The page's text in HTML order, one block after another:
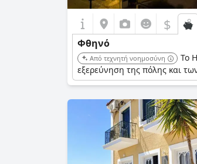
$
Φθηνό
Από τεχνητή νοημοσύνη
Το
εξερεύνηση της πόλης και